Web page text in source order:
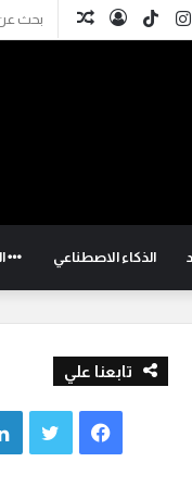
مقالتسجيلTikTokانستقرام
الذكاء الاصطناعي
تابعنا علي
ت